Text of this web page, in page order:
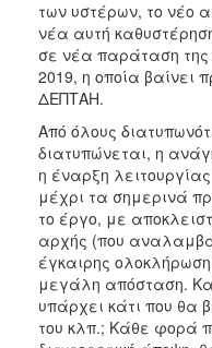
των υστέρων, το νέο
νέα αυτή
σε νέα παράταση
2019, η οποία βαίνει
ΔΕΠΤΑΗ.
Από όλους
διατυπώνεται, η
η έναρξη
μέχρι τα σημερινά
το έργο, με
αρχής (που
έγκαιρης
μεγάλη απόσταση.
υπάρχει κάτι που θα
του κλπ.; Κάθε φορά